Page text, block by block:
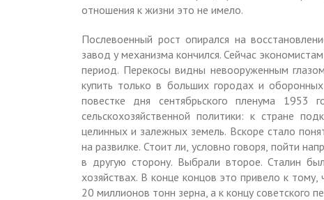
отношения к жизни это не имело.
Послевоенный рост опирался на
завод у механизма кончился. Сейчас
период. Перекосы видны невооруженным
купить только в больших городах и
повестке дня сентябрьского пленума
сельскохозяйственной политики: к стране
целинных и залежных земель. Вскоре стало
на развилке. Стоит ли, условно говоря, пойти
в другую сторону. Выбрали второе. Сталин
хозяйствах. В конце концов это привело к
20 миллионов тонн зерна, а к концу советского